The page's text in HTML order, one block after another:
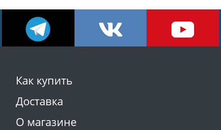
Как купить
Доставка
О магазине